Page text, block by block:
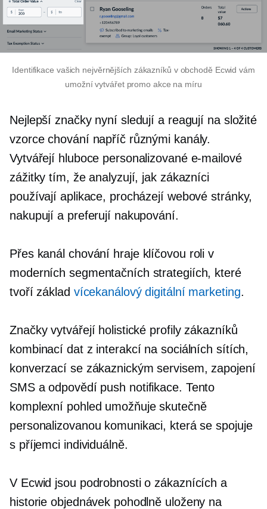
Identifikace vašich nejvěrnějších zákazníků v obchodě Ecwid vám
umožní vytvářet promo akce na míru
Nejlepší značky nyní sledují a reagují na složité
vzorce chování napříč různými kanály.
Vytvářejí hluboce personalizované e-mailové
zážitky tím, že analyzují, jak zákazníci
používají aplikace, procházejí webové stránky,
nakupují a preferují nakupování.
Přes kanál chování hraje klíčovou roli v
moderních segmentačních strategiích, které
tvoří základ vícekanálový digitální marketing.
Značky vytvářejí holistické profily zákazníků
kombinací dat z interakcí na sociálních sítích,
konverzací se zákaznickým servisem, zapojení
SMS a odpovědí push notifikace. Tento
komplexní pohled umožňuje skutečně
personalizovanou komunikaci, která se spojuje
s příjemci individuálně.
V Ecwid jsou podrobnosti o zákaznících a
historie objednávek pohodlně uloženy na